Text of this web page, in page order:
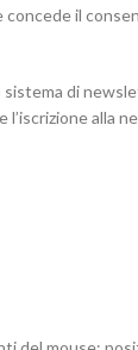
concede il
di
alla